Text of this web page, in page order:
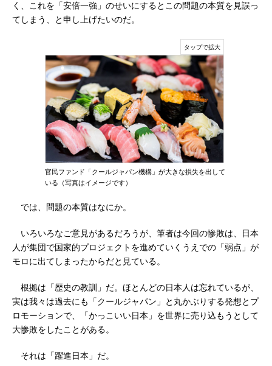
く、これを「安倍一強」のせいにするとこの問題の本質を見誤っ
てしまう、と申し上げたいのだ。
官民ファンド「クールジャパン機構」が大きな損失を出して
いる（写真はイメージです）
では、問題の本質はなにか。
いろいろなご意見があるだろうが、筆者は今回の惨敗は、日本
人が集団で国家的プロジェクトを進めていくうえでの「弱点」が
モロに出てしまったからだと見ている。
根拠は「歴史の教訓」だ。ほとんどの日本人は忘れているが、
実は我々は過去にも「クールジャパン」と丸かぶりする発想とプ
ロモーションで、「かっこいい日本」を世界に売り込もうとして
大惨敗をしたことがある。
それは「躍進日本」だ。